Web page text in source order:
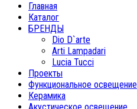
Главная
Каталог
БРЕНДЫ
Dio D`arte
Arti Lampadari
Lucia Tucci
Проекты
Функциональное освещение
Керамика